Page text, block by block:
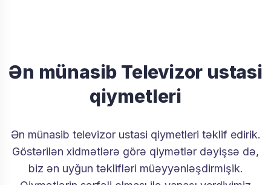
Ən münasib Televizor ustasi
qiymetleri
Ən münasib televizor ustasi qiymetleri təklif edirik.
Göstərilən xidmətlərə görə qiymətlər dəyişsə də,
biz ən uyğun təklifləri müəyyənləşdirmişik.